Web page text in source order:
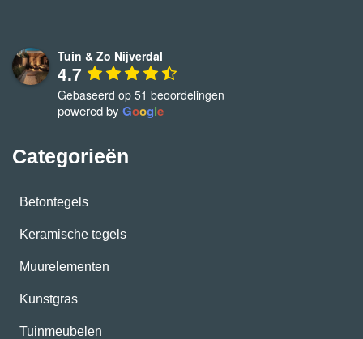
Tuin & Zo Nijverdal
4.7
Gebaseerd op 51 beoordelingen
powered by Google
Categorieën
Betontegels
Keramische tegels
Muurelementen
Kunstgras
Tuinmeubelen